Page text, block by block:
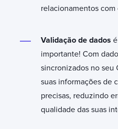
relacionamentos com
Validação de dados
importante! Com
sincronizados no seu
suas informações de
precisas, reduzindo
qualidade das suas